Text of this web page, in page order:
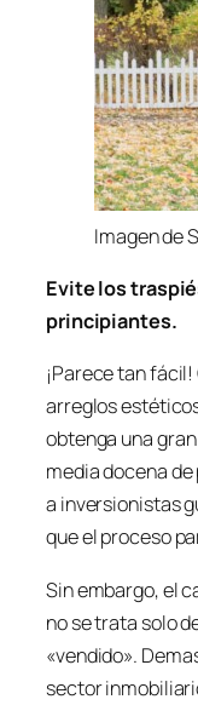
Imagen de
Evite los
principiantes.
¡Parece tan
arreglos
obtenga una
media docena
a inversionistas
que el proceso
Sin embargo, el
no se trata solo
«vendido».
sector